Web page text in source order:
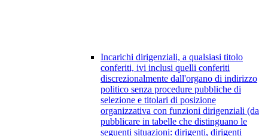
Incarichi dirigenziali, a qualsiasi titolo
conferiti, ivi inclusi quelli conferiti
discrezionalmente dall'organo di indirizzo
politico senza procedure pubbliche di
selezione e titolari di posizione
organizzativa con funzioni dirigenziali (da
pubblicare in tabelle che distinguano le
seguenti situazioni: dirigenti, dirigenti